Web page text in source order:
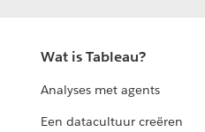
Wat is Tableau?
Analyses met agents
Een datacultuur creëren